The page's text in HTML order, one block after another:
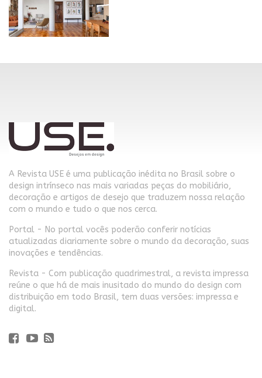
A Revista USE é uma publicação inédita no Brasil sobre o
design intrínseco nas mais variadas peças do mobiliário,
decoração e artigos de desejo que traduzem nossa relação
com o mundo e tudo o que nos cerca.
Portal - No portal vocês poderão conferir notícias
atualizadas diariamente sobre o mundo da decoração, suas
inovações e tendências.
Revista - Com publicação quadrimestral, a revista impressa
reúne o que há de mais inusitado do mundo do design com
distribuição em todo Brasil, tem duas versões: impressa e
digital.